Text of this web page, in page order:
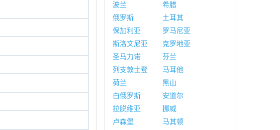
波兰
希腊
俄罗斯
土耳其
保加利亚
罗马尼亚
斯洛文尼亚
克罗地亚
圣马力诺
芬兰
列支敦士登
马耳他
荷兰
黑山
白俄罗斯
安道尔
拉脱维亚
挪威
卢森堡
马其顿